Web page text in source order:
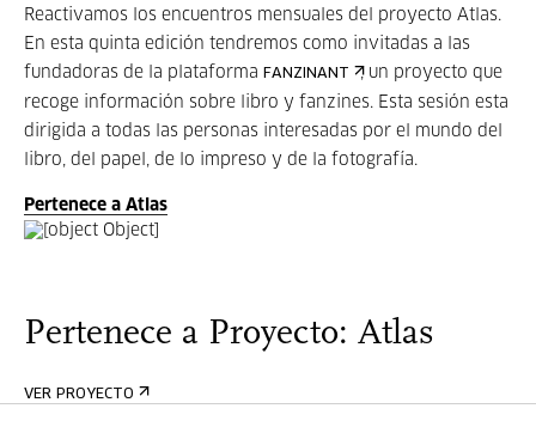
Reactivamos los encuentros mensuales del proyecto Atlas.
En esta quinta edición tendremos como invitadas a las
fundadoras de la plataforma FANZINANT
, un proyecto que
recoge información sobre libro y fanzines. Esta sesión esta
dirigida a todas las personas interesadas por el mundo del
libro, del papel, de lo impreso y de la fotografía.
Pertenece a Atlas
Pertenece a Proyecto: Atlas
VER PROYECTO